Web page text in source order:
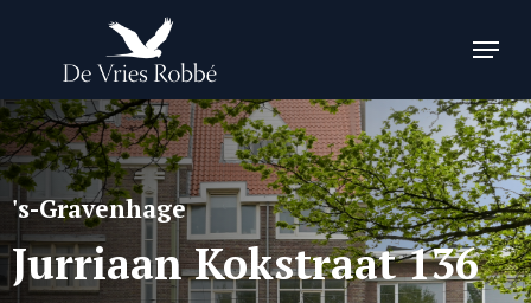
content
Menu
's-Gravenhage
Jurriaan Kokstraat 136
Menu